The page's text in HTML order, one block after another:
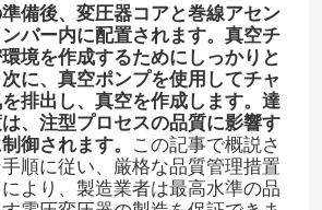
脂
脂
備後、変圧器コアと巻線アセン
バー内に配置されます。真空チ
境を作成するためにしっかりと
に、真空ポンプを使用してチャ
排出し、真空を作成します。達
、注型プロセスの品質に影響す
御されます。​
この記事で概説さ
順に従い、厳格な品質管理措置
より、製造業者は最高水準の品